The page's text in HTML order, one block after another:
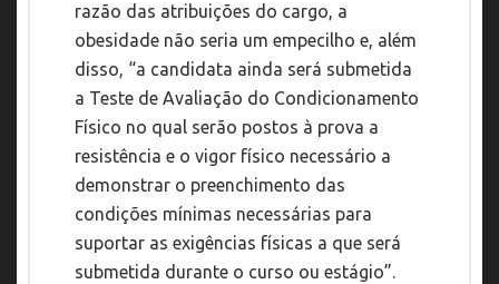
razão das atribuições do cargo, a
obesidade não seria um empecilho e, além
disso, “a candidata ainda será submetida
a Teste de Avaliação do Condicionamento
Físico no qual serão postos à prova a
resistência e o vigor físico necessário a
demonstrar o preenchimento das
condições mínimas necessárias para
suportar as exigências físicas a que será
submetida durante o curso ou estágio”.